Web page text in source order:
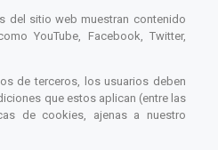
del sitio web muestran contenido
YouTube, Facebook, Twitter,
de terceros, los usuarios deben
que estos aplican (entre las
de cookies, ajenas a nuestro